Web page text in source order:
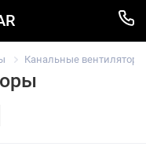
Канальные вентиляторы